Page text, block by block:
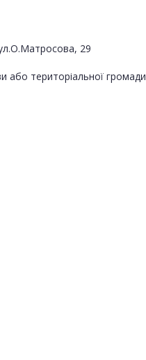
29
територіальної громади